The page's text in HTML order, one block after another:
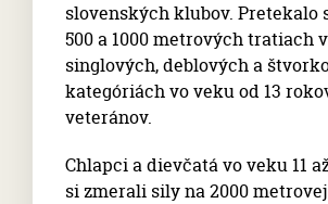
slovenských klubov. Pretekalo
500 a 1000 metrových tratiach v
singlových, deblových a
kategóriách vo veku od 13
veteránov.
Chlapci a dievčatá vo veku 11
si zmerali sily na 2000